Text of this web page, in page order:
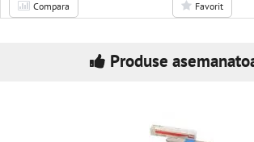
Compara Favorit
Produse